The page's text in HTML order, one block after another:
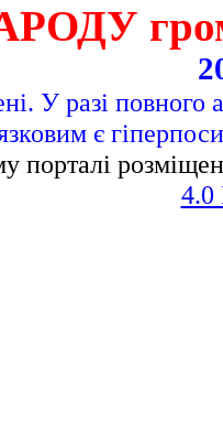
У разі повного
є
порталі
4.0